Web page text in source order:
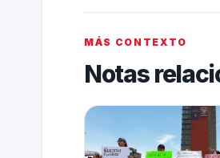
MÁS CONTEXTO
Notas